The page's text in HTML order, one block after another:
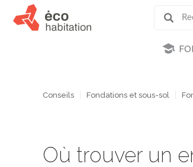
Conseils Fondations et sous-sol
Où trouver un